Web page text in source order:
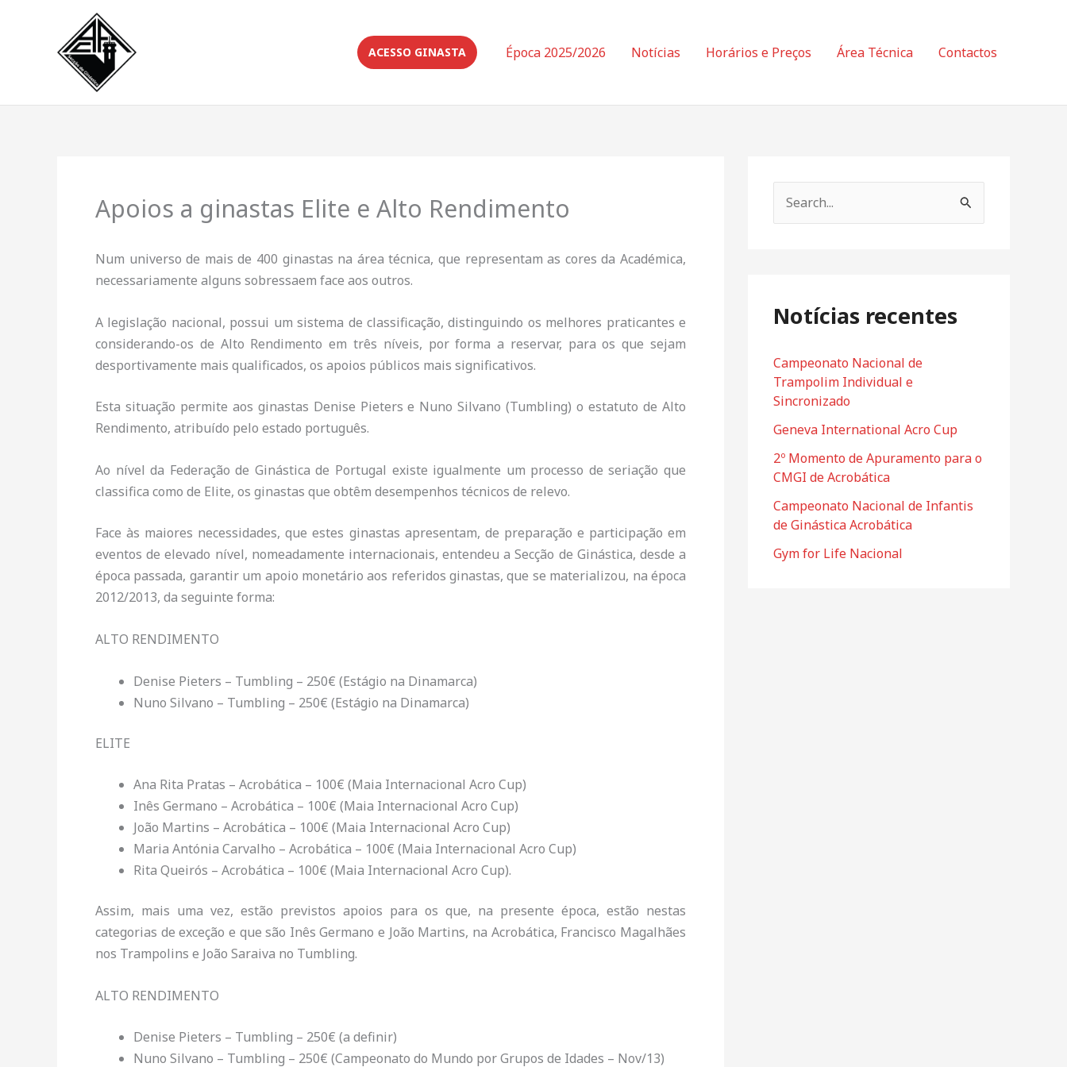
ACESSO GINASTA Época 2025/2026 Notícias Horários e Preços Área Técnica Contactos
Apoios a ginastas Elite e Alto Rendimento
Num universo de mais de 400 ginastas na área técnica, que representam as cores da Académica,
necessariamente alguns sobressaem face aos outros.
A legislação nacional, possui um sistema de classificação, distinguindo os melhores praticantes e
considerando-os de Alto Rendimento em três níveis, por forma a reservar, para os que sejam
desportivamente mais qualificados, os apoios públicos mais significativos.
Esta situação permite aos ginastas Denise Pieters e Nuno Silvano (Tumbling) o estatuto de Alto
Rendimento, atribuído pelo estado português.
Ao nível da Federação de Ginástica de Portugal existe igualmente um processo de seriação que
classifica como de Elite, os ginastas que obtêm desempenhos técnicos de relevo.
Face às maiores necessidades, que estes ginastas apresentam, de preparação e participação em
eventos de elevado nível, nomeadamente internacionais, entendeu a Secção de Ginástica, desde a
época passada, garantir um apoio monetário aos referidos ginastas, que se materializou, na época
2012/2013, da seguinte forma:
ALTO RENDIMENTO
Denise Pieters – Tumbling – 250€ (Estágio na Dinamarca)
Nuno Silvano – Tumbling – 250€ (Estágio na Dinamarca)
ELITE
Ana Rita Pratas – Acrobática – 100€ (Maia Internacional Acro Cup)
Inês Germano – Acrobática – 100€ (Maia Internacional Acro Cup)
João Martins – Acrobática – 100€ (Maia Internacional Acro Cup)
Maria Antónia Carvalho – Acrobática – 100€ (Maia Internacional Acro Cup)
Rita Queirós – Acrobática – 100€ (Maia Internacional Acro Cup).
Assim, mais uma vez, estão previstos apoios para os que, na presente época, estão nestas
categorias de exceção e que são Inês Germano e João Martins, na Acrobática, Francisco Magalhães
nos Trampolins e João Saraiva no Tumbling.
ALTO RENDIMENTO
Denise Pieters – Tumbling – 250€ (a definir)
Nuno Silvano – Tumbling – 250€ (Campeonato do Mundo por Grupos de Idades – Nov/13)
c
f
o
r
:
Notícias recentes
Campeonato Nacional de
Trampolim Individual e
Sincronizado
Geneva International Acro Cup
2º Momento de Apuramento para o
CMGI de Acrobática
Campeonato Nacional de Infantis
de Ginástica Acrobática
Gym for Life Nacional